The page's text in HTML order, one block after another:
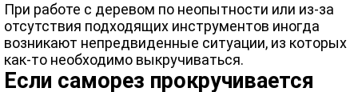
При работе с деревом по неопытности или из-за
отсутствия подходящих инструментов иногда
возникают непредвиденные ситуации, из которых
как-то необходимо выкручиваться.
Если саморез прокручивается